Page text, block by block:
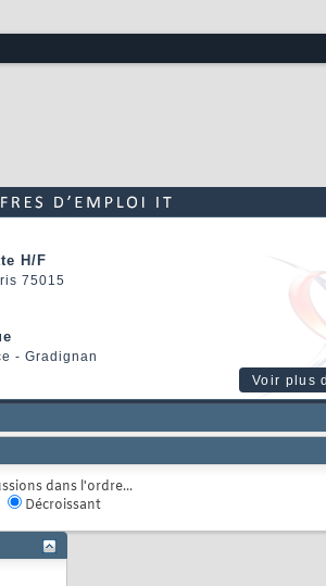
H/F
75015
- Gradignan
Voir plus
dans l'ordre...
Décroissant